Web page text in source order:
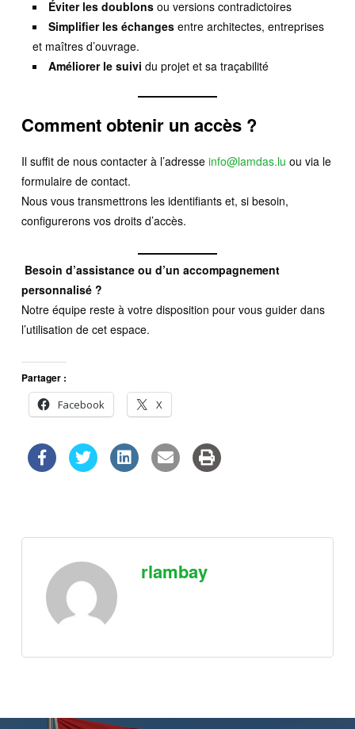
Éviter les doublonsou versions contradictoires
Simplifier les échangesentre architectes, entreprises
et maîtres d’ouvrage.
Améliorer le suivi du projet et sa traçabilité
Comment obtenir un accès ?
Il suffit de nous contacter à l’adresse info@lamdas.lu ou via le
formulaire de contact.
Nous vous transmettrons les identifiants et, si besoin,
configurerons vos droits d’accès.
Besoin d’assistance ou d’un accompagnement
personnalisé ?
Notre équipe reste à votre disposition pour vous guider dans
l’utilisation de cet espace.
Partager :
Facebook
X
rlambay